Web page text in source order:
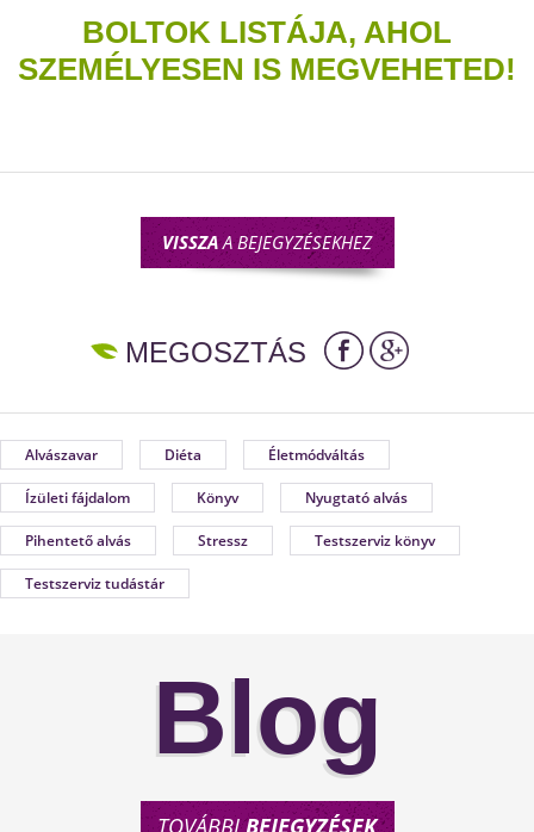
BOLTOK LISTÁJA, AHOL
SZEMÉLYESEN IS MEGVEHETED!
VISSZAA BEJEGYZÉSEKHEZ
MEGOSZTÁS
Alvászavar Diéta Életmódváltás
Ízületi fájdalom Könyv Nyugtató alvás
Pihentető alvás Stressz Testszerviz könyv
Testszerviz tudástár
Blog
TOVÁBBIBEJEGYZÉSEK